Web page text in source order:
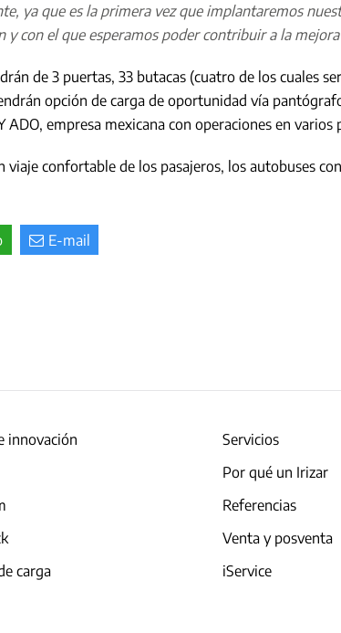
ya que es la primera vez que implantaremos
con el que esperamos poder contribuir a la mejora
de 3 puertas, 33 butacas (cuatro de los cuales
opción de carga de oportunidad vía
empresa mexicana con operaciones en varios
confortable de los pasajeros, los autobuses
E-mail
innovación
carga
Servicios
Por qué un Irizar
Referencias
Venta y posventa
iService